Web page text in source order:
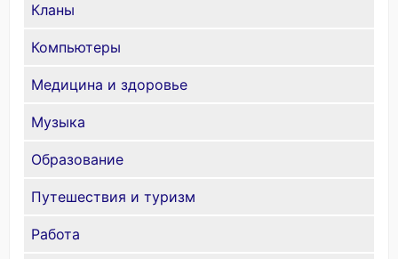
Кланы
Компьютеры
Медицина и здоровье
Музыка
Образование
Путешествия и туризм
Работа